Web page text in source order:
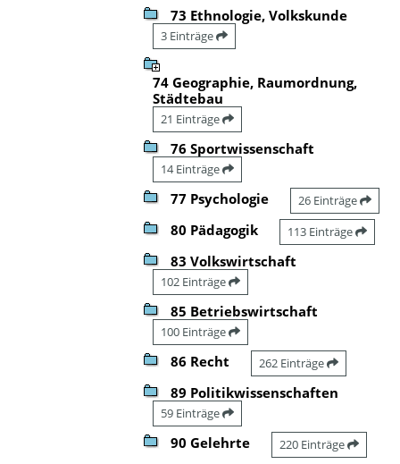
73 Ethnologie, Volkskunde
3 Einträge
74 Geographie, Raumordnung,
Städtebau
21 Einträge
76 Sportwissenschaft
14 Einträge
77 Psychologie 26 Einträge
80 Pädagogik 113 Einträge
83 Volkswirtschaft
102 Einträge
85 Betriebswirtschaft
100 Einträge
86 Recht 262 Einträge
89 Politikwissenschaften
59 Einträge
90 Gelehrte 220 Einträge